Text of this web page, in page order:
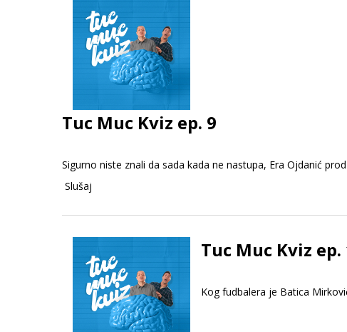
Tuc Muc Kviz ep. 9
Sigurno niste znali da sada kada ne nastupa, Era Ojdanić
Slušaj
Tuc Muc Kviz ep.
Kog fudbalera je Batica